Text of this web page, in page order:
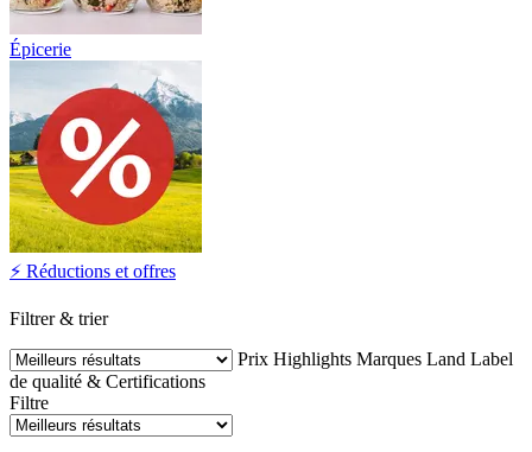
Épicerie
⚡ Réductions et offres
Filtrer & trier
Prix Highlights Marques Land Label
de qualité & Certifications
Filtre